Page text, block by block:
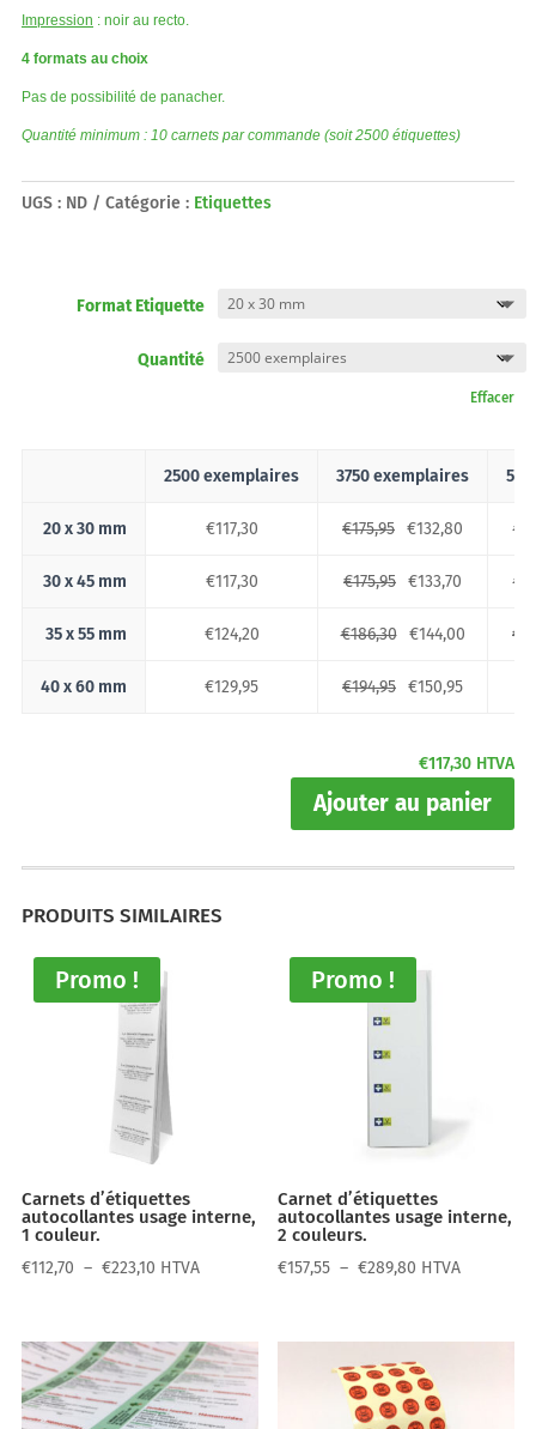
Impression : noir au recto.
4 formats au choix
Pas de possibilité de panacher.
Quantité minimum : 10 carnets par commande (soit 2500 étiquettes)
UGS : ND Catégorie : Etiquettes
Format Etiquette
Quantité
Effacer
2500 exemplaires 3750 exemplaires
20 x 30 mm €117,30 €175,95 €132,80 €
30 x 45 mm €117,30 €175,95 €133,70 €
35 x 55 mm €124,20 €186,30 €144,00 €
40 x 60 mm €129,95 €194,95 €150,95
€117,30 HTVA
Ajouter au panier
PRODUITS SIMILAIRES
Promo !
Carnets d’étiquettes
autocollantes usage interne,
1 couleur.
€112,70 – €223,10 Plage
€112,70
à
€223,10
HTVA
Promo !
Carnet d’étiquettes
autocollantes usage interne,
2 couleurs.
€157,55 – €289,80 Plage
€157,55
à
€289,80
HTVA